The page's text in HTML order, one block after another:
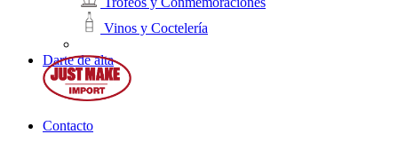
Vinos y Coctelería
Darte de alta
Contacto